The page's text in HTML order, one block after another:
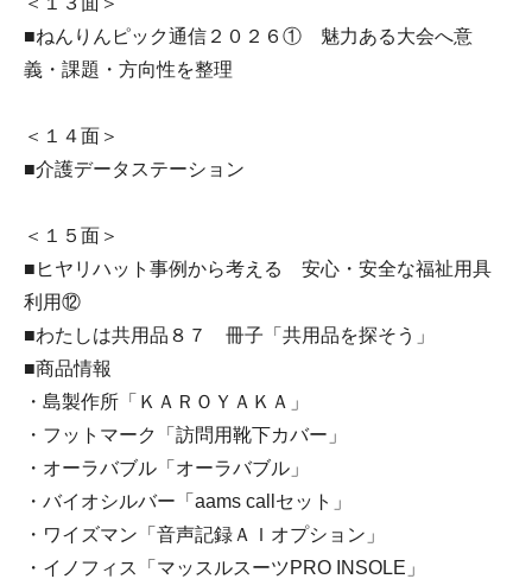
■ねんりんピック通信２０２６① 魅力ある大会へ意
義・課題・方向性を整理
＜１４面＞
■介護データステーション
＜１５面＞
■ヒヤリハット事例から考える 安心・安全な福祉用具
利用⑫
■わたしは共用品８７ 冊子「共用品を探そう」
■商品情報
・島製作所「ＫＡＲＯＹＡＫＡ」
・フットマーク「訪問用靴下カバー」
・オーラバブル「オーラバブル」
・バイオシルバー「aams callセット」
・ワイズマン「音声記録ＡＩオプション」
・イノフィス「マッスルスーツPRO INSOLE」